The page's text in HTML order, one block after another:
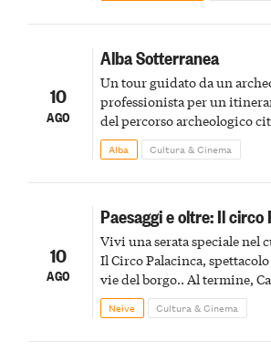
10
AGO
Alba Sotterranea
Un tour guidato da un
professionista per un
del percorso archeologico
Alba Cultura & Cinema
10
AGO
Paesaggi e oltre: Il circo
Vivi una serata speciale nel
Il Circo Palacinca,
vie del borgo.. Al termine,
Winery offrirà una
spumanti.
Neive Cultura & Cinema